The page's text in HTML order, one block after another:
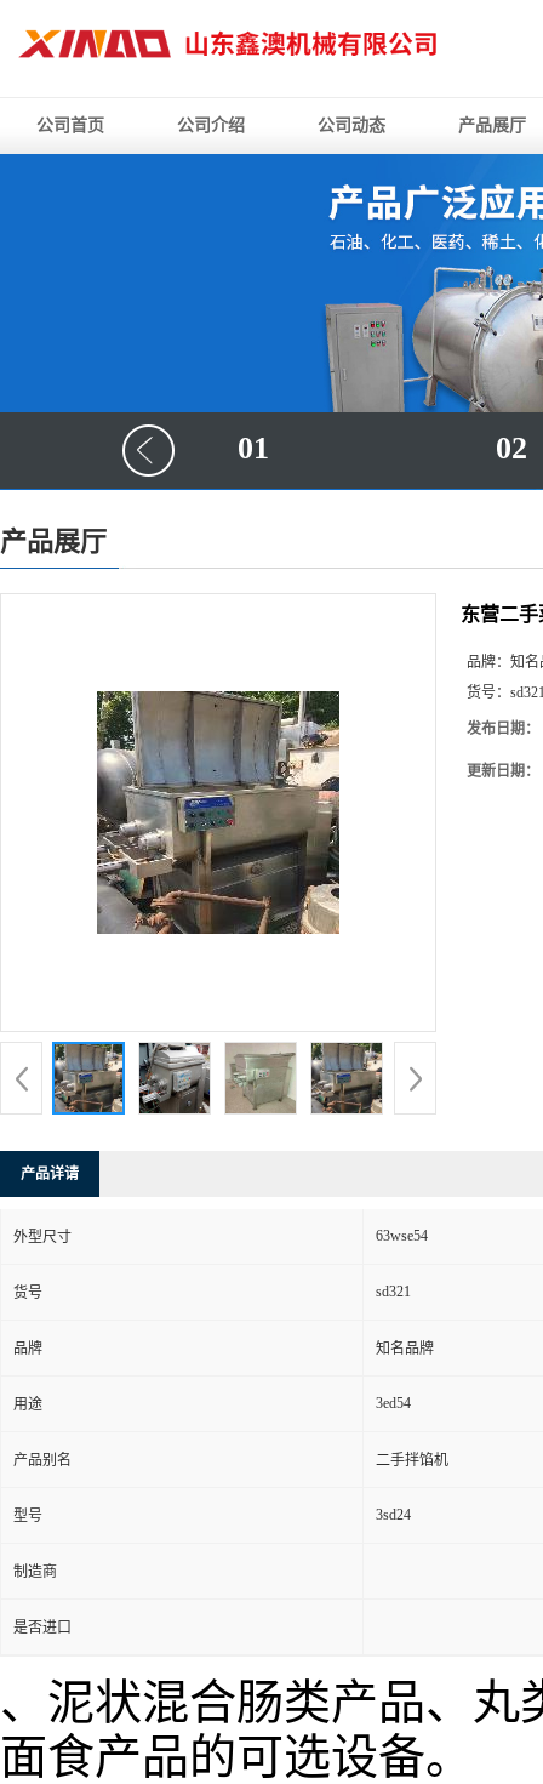
公司首页 公司介绍 公司动态 产品展厅
01 02
产品展厅
东营二
品牌： 知名
货号：
发布日期：
更新日期：
产品详请
外型尺寸 63wse54
货号 sd321
品牌 知名品牌
用途 3ed54
产品别名 二手拌馅机
型号 3sd24
制造商
是否进口
、泥状混合肠类产品、
面食产品的可选设备。